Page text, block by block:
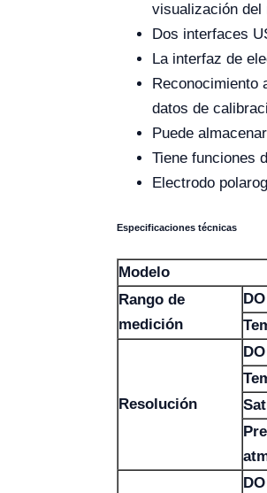
visualización del
Dos interfaces
La interfaz de
Reconocimiento
datos de
Puede
Tiene funciones
Electrodo
Especificaciones técnicas
Modelo
Rango de
medición
DO
Resolución
DO
DO